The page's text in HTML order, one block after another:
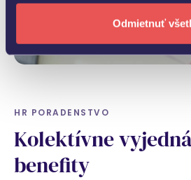
Odmietnuť
HR PORADENSTVO
Kolektívne
benefity